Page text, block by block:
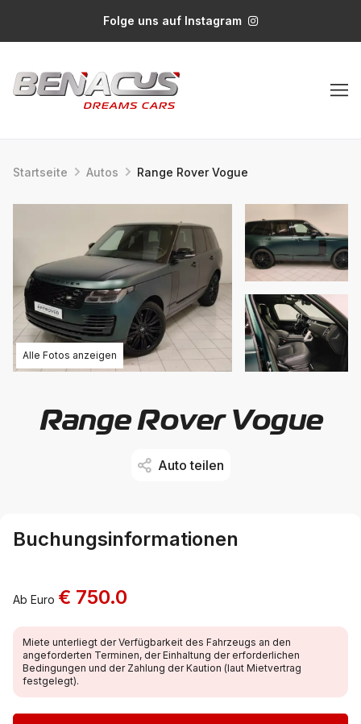
Folge uns auf Instagram
Startseite Autos Range Rover Vogue
Alle Fotos anzeigen
Range Rover Vogue
Auto teilen
Buchungsinformationen
Ab Euro € 750.0
Miete unterliegt der Verfügbarkeit des Fahrzeugs an den
angeforderten Terminen, der Einhaltung der erforderlichen
Bedingungen und der Zahlung der Kaution (laut Mietvertrag
festgelegt).